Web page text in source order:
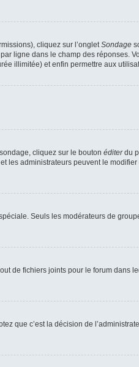
cliquez sur l’ongletSondage
ligne dans le champ des réponses.
illimitée) et enfin permettre aux
cliquez sur le bouton éditerdu
les administrateurs peuvent le
Seuls les modérateurs de
de fichiers joints pour le forum dans
que c’est la décision de